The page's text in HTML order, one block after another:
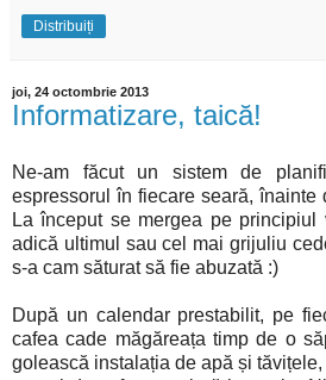
Distribuiți
joi, 24 octombrie 2013
Informatizare, taică!
Ne-am făcut un sistem de
espressorul în fiecare seară, înainte
La început se mergea pe
adică ultimul sau cel mai grijuliu
s-a cam săturat să fie abuzată :)
După un calendar prestabilit, pe
cafea cade măgăreața timp de o
golească instalația de apă și